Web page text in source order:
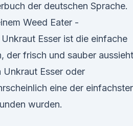
der deutschen Sprache.
Weed Eater -
Esser ist die einfache
der frisch und sauber
Esser oder
eine der
wurden.